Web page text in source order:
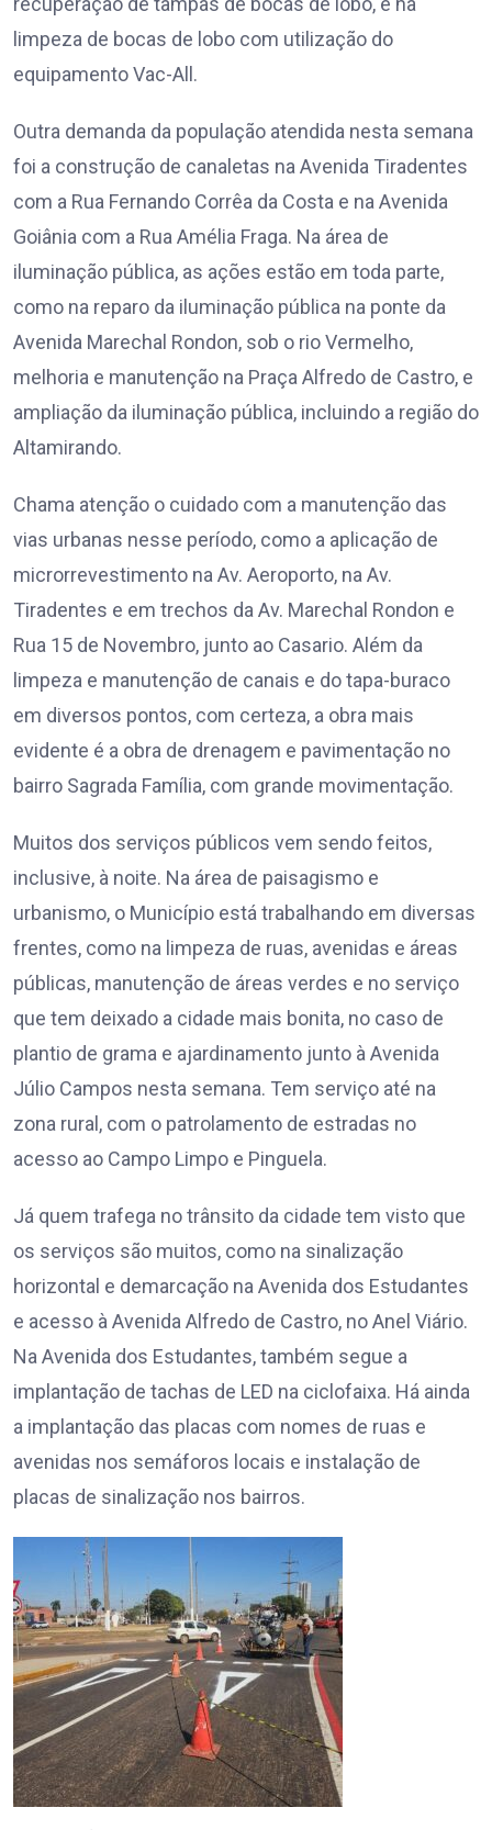
limpeza de bocas de lobo com utilização do
equipamento Vac-All.
Outra demanda da população atendida nesta semana
foi a construção de canaletas na Avenida Tiradentes
com a Rua Fernando Corrêa da Costa e na Avenida
Goiânia com a Rua Amélia Fraga. Na área de
iluminação pública, as ações estão em toda parte,
como na reparo da iluminação pública na ponte da
Avenida Marechal Rondon, sob o rio Vermelho,
melhoria e manutenção na Praça Alfredo de Castro, e
ampliação da iluminação pública, incluindo a região do
Altamirando.
Chama atenção o cuidado com a manutenção das
vias urbanas nesse período, como a aplicação de
microrrevestimento na Av. Aeroporto, na Av.
Tiradentes e em trechos da Av. Marechal Rondon e
Rua 15 de Novembro, junto ao Casario. Além da
limpeza e manutenção de canais e do tapa-buraco
em diversos pontos, com certeza, a obra mais
evidente é a obra de drenagem e pavimentação no
bairro Sagrada Família, com grande movimentação.
Muitos dos serviços públicos vem sendo feitos,
inclusive, à noite. Na área de paisagismo e
urbanismo, o Município está trabalhando em diversas
frentes, como na limpeza de ruas, avenidas e áreas
públicas, manutenção de áreas verdes e no serviço
que tem deixado a cidade mais bonita, no caso de
plantio de grama e ajardinamento junto à Avenida
Júlio Campos nesta semana. Tem serviço até na
zona rural, com o patrolamento de estradas no
acesso ao Campo Limpo e Pinguela.
Já quem trafega no trânsito da cidade tem visto que
os serviços são muitos, como na sinalização
horizontal e demarcação na Avenida dos Estudantes
e acesso à Avenida Alfredo de Castro, no Anel Viário.
Na Avenida dos Estudantes, também segue a
implantação de tachas de LED na ciclofaixa. Há ainda
a implantação das placas com nomes de ruas e
avenidas nos semáforos locais e instalação de
placas de sinalização nos bairros.